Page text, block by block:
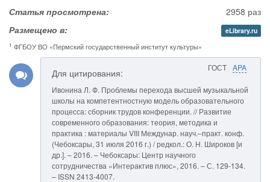
Статья просмотрена:
2958 раз
Размещено в:
eLibrary.ru
1 ФГБОУ ВО «Пермский государственный институт культуры»
ГОСТ APA
Для цитирования:
Ивонина Л. Ф. Проблемы перехода высшей музыкальной
школы на компетентностную модель образовательного
процесса: сборник трудов конференции. // Развитие
современного образования: теория, методика и
практика : материалы VIII Междунар. науч.–практ. конф.
(Чебоксары, 31 июля 2016 г.) / редкол.: О. Н. Широков [и
др.]. – 2016. – Чебоксары: Центр научного
сотрудничества «Интерактив плюс», 2016. – С. 129-134.
– ISSN 2413-4007.